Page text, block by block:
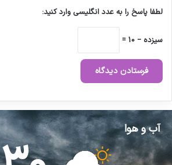
لطفا پاسخ را به عدد انگلیسی وارد کنید:
سیزده − 10 =
آب و هوا